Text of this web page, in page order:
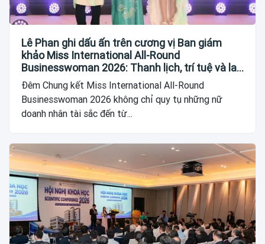
Lê Phan ghi dấu ấn trên cương vị Ban giám
khảo Miss International All-Round
Businesswoman 2026: Thanh lịch, trí tuệ và lan
tỏa giá trị của người phụ nữ hiện đại
Đêm Chung kết Miss International All-Round
Businesswoman 2026 không chỉ quy tụ những nữ
doanh nhân tài sắc đến từ...